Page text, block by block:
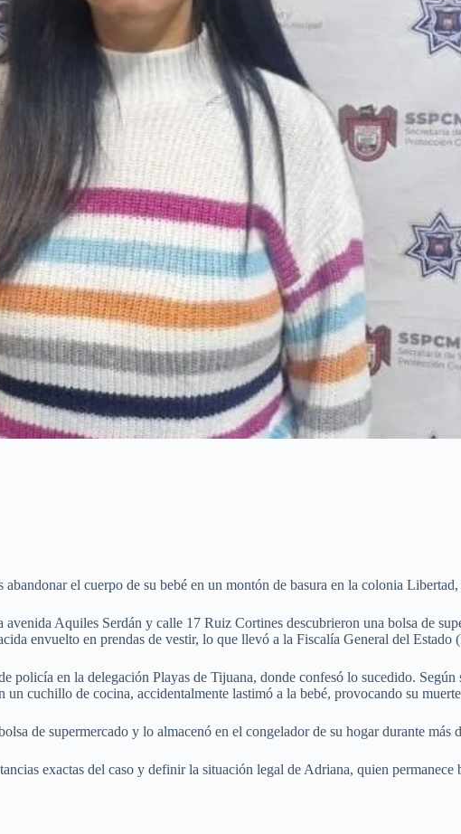
el cuerpo de su bebé en un montón de basura en la colonia
Aquiles Serdán y calle 17 Ruiz Cortines descubrieron una bolsa de
envuelto en prendas de vestir, lo que llevó a la Fiscalía General del
policía en la delegación Playas de Tijuana, donde confesó lo sucedido.
cuchillo de cocina, accidentalmente lastimó a la bebé, provocando su
de supermercado y lo almacenó en el congelador de su hogar durante más
exactas del caso y definir la situación legal de Adriana, quien